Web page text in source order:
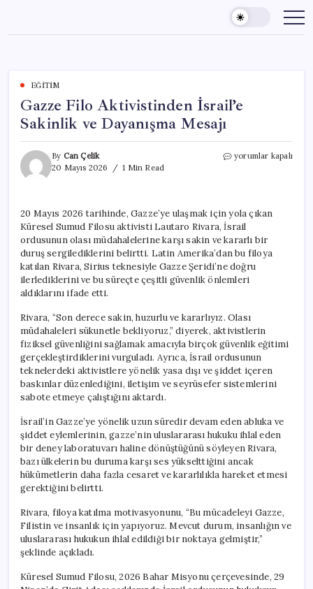
content
EĞITIM
Gazze Filo Aktivistinden İsrail’e
Sakinlik ve Dayanışma Mesajı
By Can Çelik
20 Mayıs 2026
1 Min Read
Gazze
ve
Dayanışma
Mesajı
için
yorumlar kapalı
20 Mayıs 2026 tarihinde, Gazze’ye ulaşmak için yola çıkan
Küresel Sumud Filosu aktivisti Lautaro Rivara, İsrail
ordusunun olası müdahalelerine karşı sakin ve kararlı bir
duruş sergilediklerini belirtti. Latin Amerika’dan bu filoya
katılan Rivara, Sirius teknesiyle Gazze Şeridi’ne doğru
ilerlediklerini ve bu süreçte çeşitli güvenlik önlemleri
aldıklarını ifade etti.
Rivara, “Son derece sakin, huzurlu ve kararlıyız. Olası
müdahaleleri sükunetle bekliyoruz,” diyerek, aktivistlerin
fiziksel güvenliğini sağlamak amacıyla birçok güvenlik eğitimi
gerçekleştirdiklerini vurguladı. Ayrıca, İsrail ordusunun
teknelerdeki aktivistlere yönelik yasa dışı ve şiddet içeren
baskınlar düzenlediğini, iletişim ve seyrüsefer sistemlerini
sabote etmeye çalıştığını aktardı.
İsrail’in Gazze’ye yönelik uzun süredir devam eden abluka ve
şiddet eylemlerinin, gazze’nin uluslararası hukuku ihlal eden
bir deney laboratuvarı haline dönüştüğünü söyleyen Rivara,
bazı ülkelerin bu duruma karşı ses yükselttiğini ancak
hükümetlerin daha fazla cesaret ve kararlılıkla hareket etmesi
gerektiğini belirtti.
Rivara, filoya katılma motivasyonunu, “Bu mücadeleyi Gazze,
Filistin ve insanlık için yapıyoruz. Mevcut durum, insanlığın ve
uluslararası hukukun ihlal edildiği bir noktaya gelmiştir,”
şeklinde açıkladı.
Küresel Sumud Filosu, 2026 Bahar Misyonu çerçevesinde, 29